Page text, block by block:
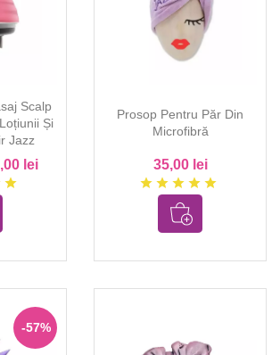
Scalp
Și
Jazz
lei
star
Prosop Pentru Păr Din
Microfibră
35,00 lei
star star star star star
-57%